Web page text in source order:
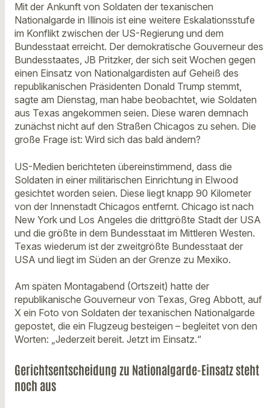
Mit der Ankunft von Soldaten der texanischen
Nationalgarde in Illinois ist eine weitere Eskalationsstufe
im Konflikt zwischen der US-Regierung und dem
Bundesstaat erreicht. Der demokratische Gouverneur des
Bundesstaates, JB Pritzker, der sich seit Wochen gegen
einen Einsatz von Nationalgardisten auf Geheiß des
republikanischen Präsidenten Donald Trump stemmt,
sagte am Dienstag, man habe beobachtet, wie Soldaten
aus Texas angekommen seien. Diese waren demnach
zunächst nicht auf den Straßen Chicagos zu sehen. Die
große Frage ist: Wird sich das bald ändern?
US-Medien berichteten übereinstimmend, dass die
Soldaten in einer militärischen Einrichtung in Elwood
gesichtet worden seien. Diese liegt knapp 90 Kilometer
von der Innenstadt Chicagos entfernt. Chicago ist nach
New York und Los Angeles die drittgrößte Stadt der USA
und die größte in dem Bundesstaat im Mittleren Westen.
Texas wiederum ist der zweitgrößte Bundesstaat der
USA und liegt im Süden an der Grenze zu Mexiko.
Am späten Montagabend (Ortszeit) hatte der
republikanische Gouverneur von Texas, Greg Abbott, auf
X ein Foto von Soldaten der texanischen Nationalgarde
gepostet, die ein Flugzeug besteigen – begleitet von den
Worten: „Jederzeit bereit. Jetzt im Einsatz.“
Gerichtsentscheidung zu Nationalgarde-Einsatz steht
noch aus